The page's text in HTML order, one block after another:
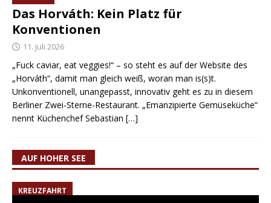
Das Horváth: Kein Platz für
Konventionen
11. Juli 2026
„Fuck caviar, eat veggies!“ – so steht es auf der Website des
„Horváth“, damit man gleich weiß, woran man is(s)t.
Unkonventionell, unangepasst, innovativ geht es zu in diesem
Berliner Zwei-Sterne-Restaurant. „Emanzipierte Gemüseküche“
nennt Küchenchef Sebastian […]
AUF HOHER SEE
KREUZFAHRT